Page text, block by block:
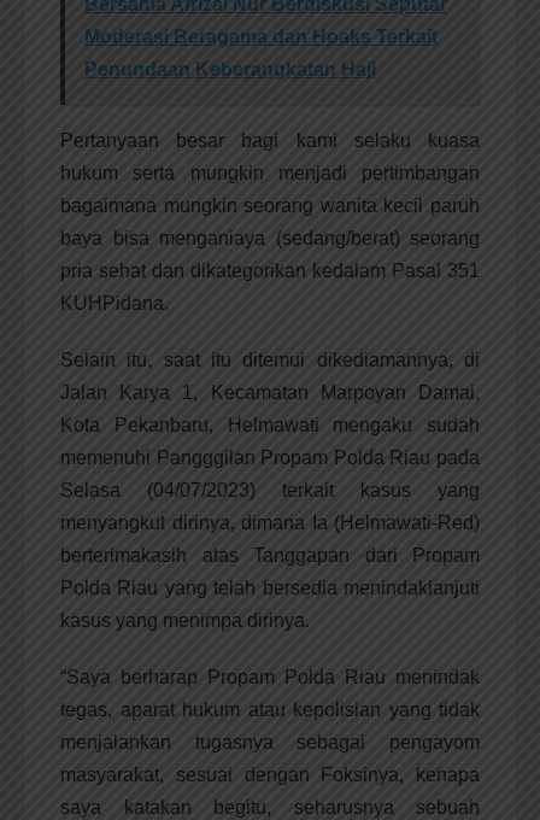
Bersama Afrizal Nur Berdiskusi Seputar
Moderasi Beragama dan Hoaks Terkait
Penundaan Keberangkatan Haji
Pertanyaan besar bagi kami selaku kuasa
hukum serta mungkin menjadi pertimbangan
bagaimana mungkin seorang wanita kecil paruh
baya bisa menganiaya (sedang/berat) seorang
pria sehat dan dikategorikan kedalam Pasal 351
KUHPidana.
Selain itu, saat itu ditemui dikediamannya, di
Jalan Karya 1, Kecamatan Marpoyan Damai,
Kota Pekanbaru, Helmawati mengaku sudah
memenuhi Pangggilan Propam Polda Riau pada
Selasa (04/07/2023) terkait kasus yang
menyangkut dirinya, dimana Ia (Helmawati-Red)
berterimakasih atas Tanggapan dari Propam
Polda Riau yang telah bersedia menindaklanjuti
kasus yang menimpa dirinya.
“Saya berharap Propam Polda Riau menindak
tegas, aparat hukum atau kepolisian yang tidak
menjalankan tugasnya sebagai pengayom
masyarakat, sesuai dengan Foksinya, kenapa
saya katakan begitu, seharusnya sebuah